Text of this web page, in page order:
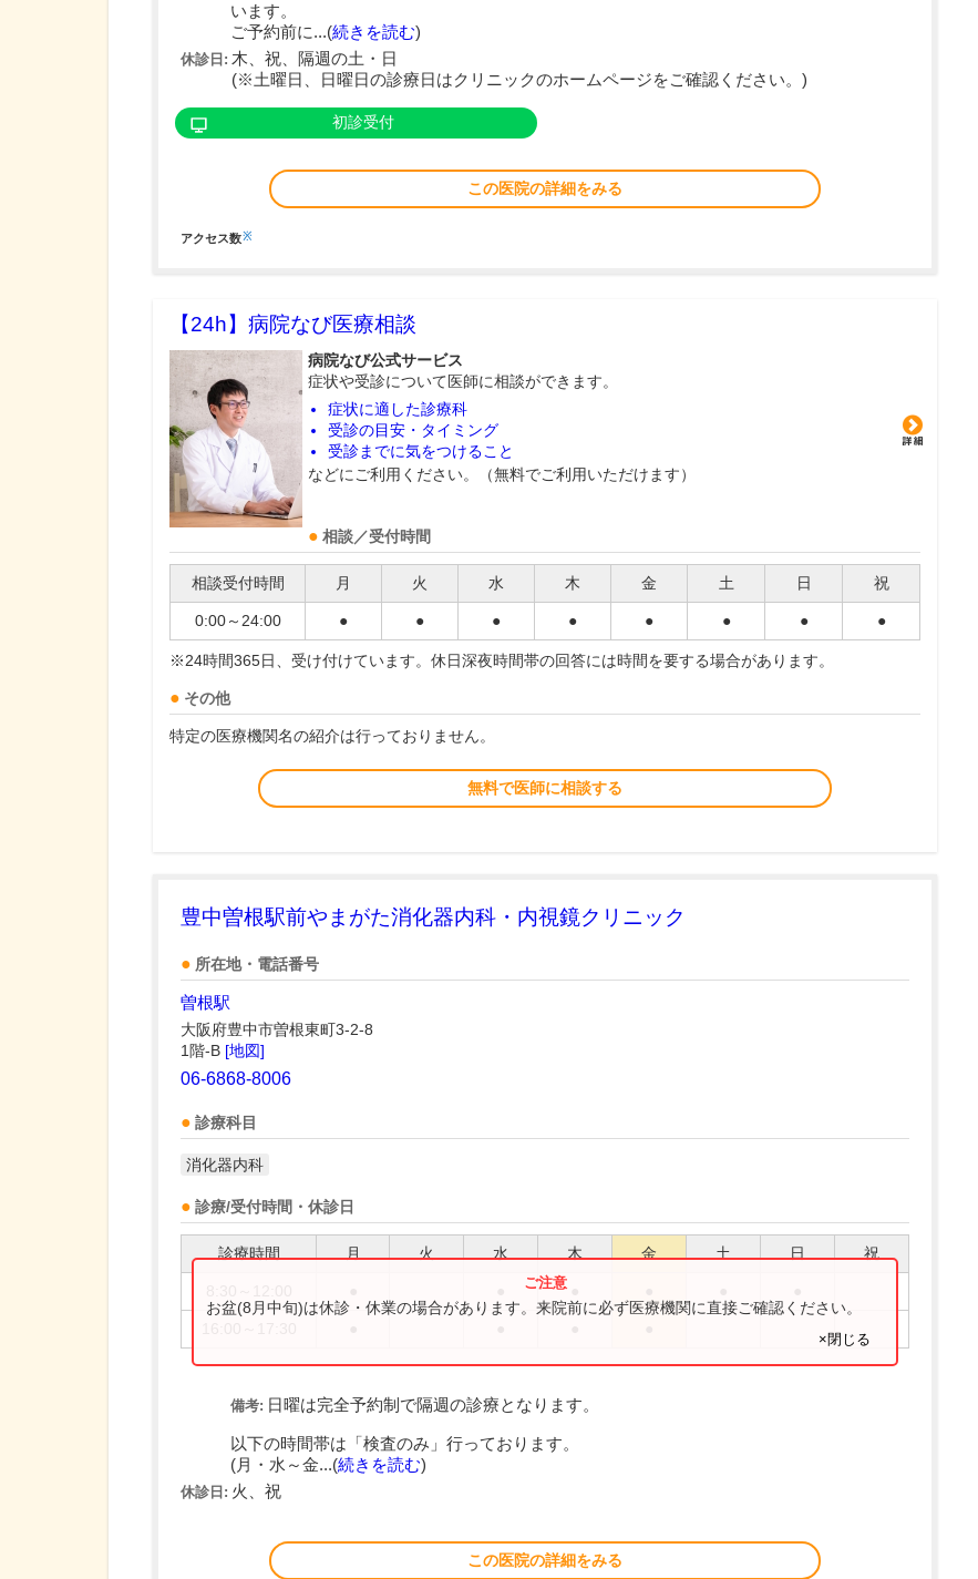
います。
ご予約前に...(続きを読む)
休診日: 木、祝、隔週の土・日
(※土曜日、日曜日の診療日はクリニックのホームページをご確認ください。)
初診受付
この医院の詳細をみる
アクセス数※
【24h】 病院なび医療相談
病院なび公式サービス
症状や受診について医師に相談ができます。
症状に適した診療科
受診の目安・タイミング
受診までに気をつけること
などにご利用ください。（無料でご利用いただけます）
相談／受付時間
相談受付時間 月 火 水 木 金 土 日 祝
0:00～24:00 ● ● ● ● ● ● ● ●
※24時間365日、受け付けています。休日深夜時間帯の回答には時間を要する場合があります。
その他
特定の医療機関名の紹介は行っておりません。
無料で医師に相談する
豊中曽根駅前やまがた消化器内科・内視鏡クリニック
所在地・電話番号
曽根駅
大阪府豊中市曽根東町3-2-8
1階-B [地図]
06-6868-8006
診療科目
消化器内科
診療/受付時間・休診日
診療時間 月 火 水 木 金 土 日 祝
お盆(8月中旬)は休診・休業の場合があります。来院前に必ず医療機関に直接ご確認ください。
×閉じる
備考: 日曜は完全予約制で隔週の診療となります。
以下の時間帯は「検査のみ」行っております。
(月・水～金...(続きを読む)
休診日: 火、祝
この医院の詳細をみる